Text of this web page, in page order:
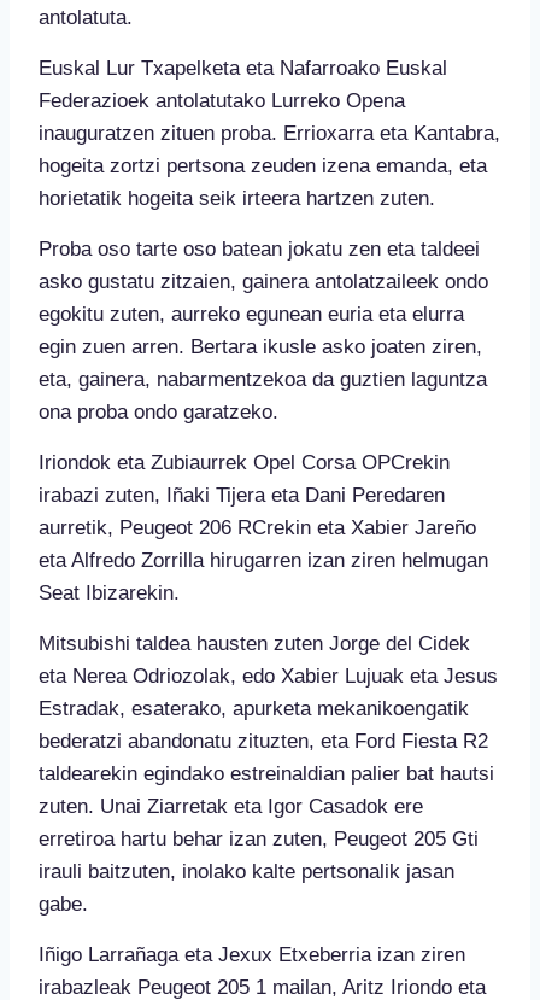
antolatuta.
Euskal Lur Txapelketa eta Nafarroako Euskal
Federazioek antolatutako Lurreko Opena
inauguratzen zituen proba. Errioxarra eta Kantabra,
hogeita zortzi pertsona zeuden izena emanda, eta
horietatik hogeita seik irteera hartzen zuten.
Proba oso tarte oso batean jokatu zen eta taldeei
asko gustatu zitzaien, gainera antolatzaileek ondo
egokitu zuten, aurreko egunean euria eta elurra
egin zuen arren. Bertara ikusle asko joaten ziren,
eta, gainera, nabarmentzekoa da guztien laguntza
ona proba ondo garatzeko.
Iriondok eta Zubiaurrek Opel Corsa OPCrekin
irabazi zuten, Iñaki Tijera eta Dani Peredaren
aurretik, Peugeot 206 RCrekin eta Xabier Jareño
eta Alfredo Zorrilla hirugarren izan ziren helmugan
Seat Ibizarekin.
Mitsubishi taldea hausten zuten Jorge del Cidek
eta Nerea Odriozolak, edo Xabier Lujuak eta Jesus
Estradak, esaterako, apurketa mekanikoengatik
bederatzi abandonatu zituzten, eta Ford Fiesta R2
taldearekin egindako estreinaldian palier bat hautsi
zuten. Unai Ziarretak eta Igor Casadok ere
erretiroa hartu behar izan zuten, Peugeot 205 Gti
irauli baitzuten, inolako kalte pertsonalik jasan
gabe.
Iñigo Larrañaga eta Jexux Etxeberria izan ziren
irabazleak Peugeot 205 1 mailan, Aritz Iriondo eta